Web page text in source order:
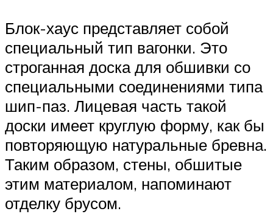
Блок-хаус представляет собой
специальный тип вагонки. Это
строганная доска для обшивки со
специальными соединениями типа
шип-паз. Лицевая часть такой
доски имеет круглую форму, как бы
повторяющую натуральные бревна.
Таким образом, стены, обшитые
этим материалом, напоминают
отделку брусом.